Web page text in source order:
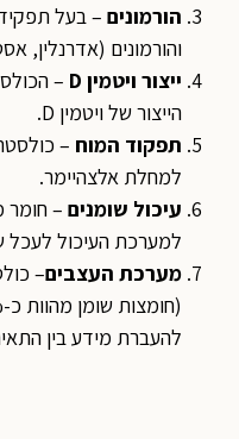
הורמונים– בעל תפקיד
והורמונים (אדרנלין,
ייצור ויטמין D
–
הייצור של ויטמין D.
תפקוד המוח–
למחלת אלצהיימר.
עיכול שומנים– חומר
למערכת העיכול לעכל
מערכת העצבים–
להעברת מידע בין